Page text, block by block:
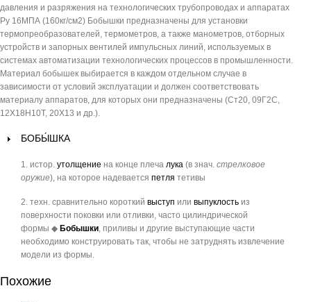
давления и разряжения на технологических трубопроводах и аппаратах
Ру 16МПА (160кг/см2) Бобышки предназначены для установки
термопреобразователей, термометров, а также манометров, отборных
устройств и запорных вентилей импульсных линий, используемых в
системах автоматизации технологических процессов в промышленности.
Материал бобышек выбирается в каждом отдельном случае в
зависимости от условий эксплуатации и должен соответствовать
материалу аппаратов, для которых они предназначены (Ст20, 09Г2С,
12Х18Н10Т, 20X13 и др.).
БОБЫ́ШКА
1. истор. утолщение на конце плеча лука (в знач. стрелковое
оружие), на которое надевается петля тетивы
2. техн. сравнительно короткий выступ или выпуклость из
поверхности поковки или отливки, часто цилиндрической
формы ◆ Бобышки, приливы и другие выступающие части
необходимо конструировать так, чтобы не затруднять извлечение
модели из формы.
Похожие